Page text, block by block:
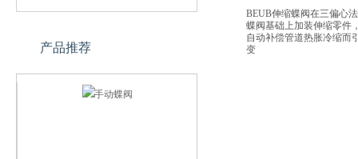
BEUB伸缩蝶阀在三偏心
蝶阀基础上加装伸缩零件
自动补偿管道热胀冷缩而
变
产品推荐